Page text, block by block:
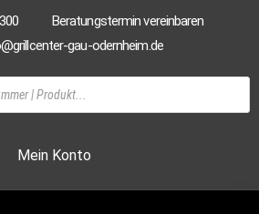
Beratungstermin vereinbaren
gau-odernheim.de
Mein Konto